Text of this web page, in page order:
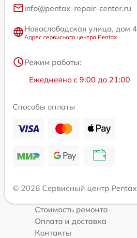
info@pentax-repair-center.ru
Новослободская улица, дом 4
Адрес сервисного центра Pentax
Режим работы:
Ежедневно с 9:00 до 21:00
Способы оплаты
© 2026 Сервисный центр Pentax
Стоимость ремонта
Оплата и доставка
Контакты